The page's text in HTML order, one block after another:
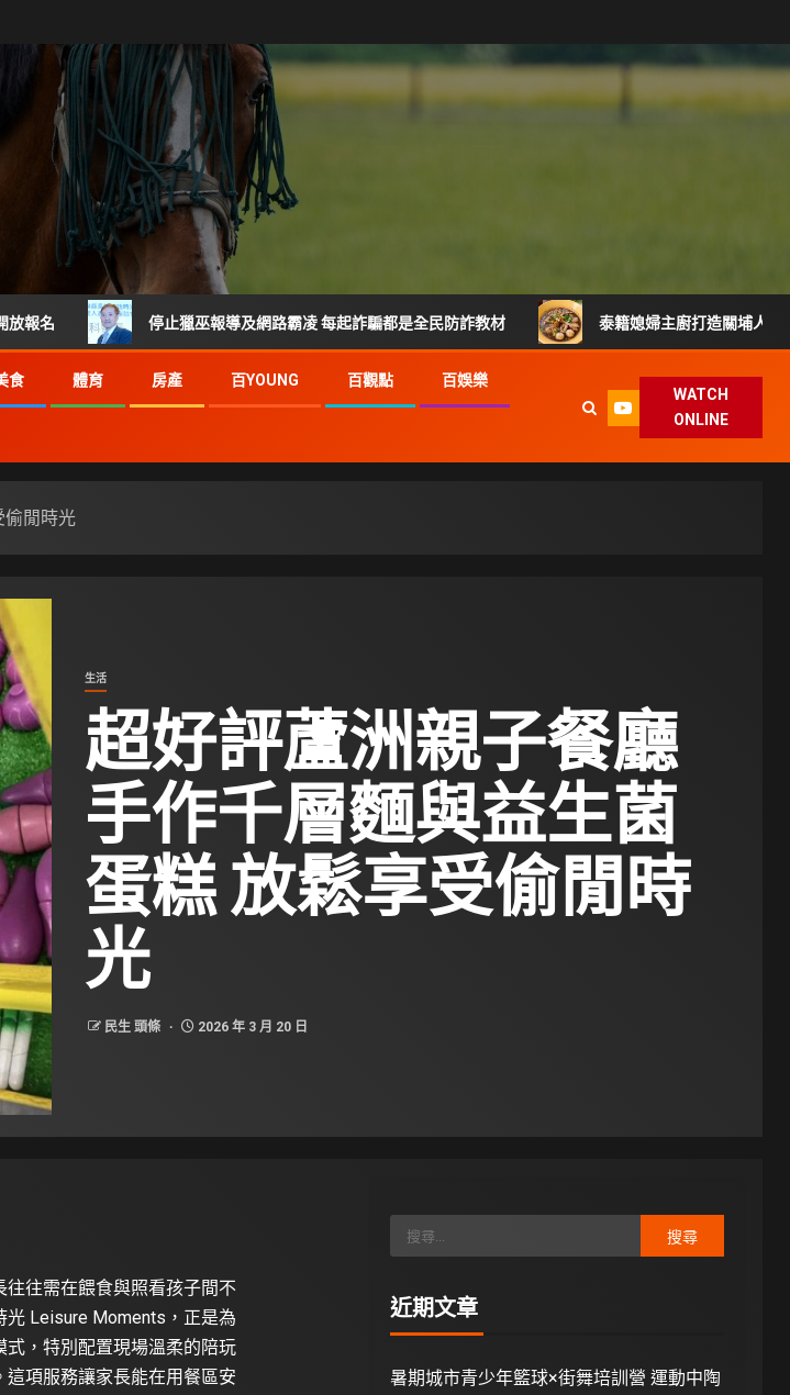
停止獵巫報導及網路霸凌 每起詐騙都是全民防詐教材 泰籍媳婦主廚打造關埔人氣泰式料理
食 體育 房產 百YOUNG 百觀點 百娛樂
WATCH
ONLINE
偷閒時光
生活
超好評蘆洲親子餐廳
手作千層麵與益生菌
蛋糕 放鬆享受偷閒時
光
民生 頭條 2026 年 3 月 20 日
往需在餵食與照看孩子間不
Leisure Moments，正是為
，特別配置現場溫柔的陪玩
項服務讓家長能在用餐區安
近期文章
暑期城市青少年籃球×街舞培訓營 運動中陶